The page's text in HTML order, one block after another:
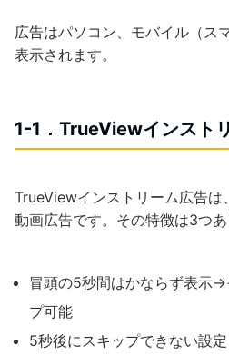
広告はパソコン、モバイル（ス
表示されます。
1-1．TrueViewインスト
TrueViewインストリーム広告は
動画広告です。その特徴は3つあ
冒頭の5秒間はかならず表示
プ可能
5秒後にスキップできない設